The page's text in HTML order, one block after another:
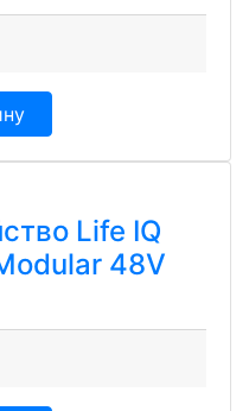
Life IQ
48V